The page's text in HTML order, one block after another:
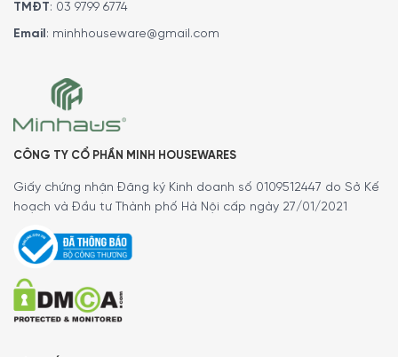
TMĐT: 03 9799 6774
Email: minhhouseware@gmail.com
CÔNG TY CỔ PHẦN MINH HOUSEWARES
Giấy chứng nhận Đăng ký Kinh doanh số 0109512447 do Sở Kế
hoạch và Đầu tư Thành phố Hà Nội cấp ngày 27/01/2021